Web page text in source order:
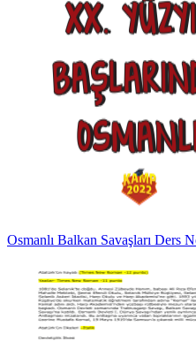
Osmanlı Balkan Savaşları Ders